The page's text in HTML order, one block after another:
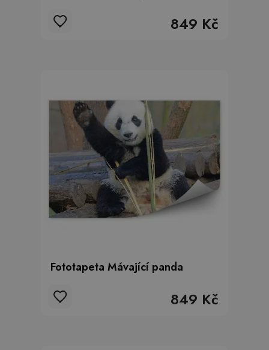
849 Kč
Fototapeta Mávající panda
849 Kč